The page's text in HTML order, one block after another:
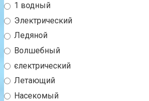
1 водный
Электрический
Ледяной
Волшебный
єлектрический
Летающий
Насекомый